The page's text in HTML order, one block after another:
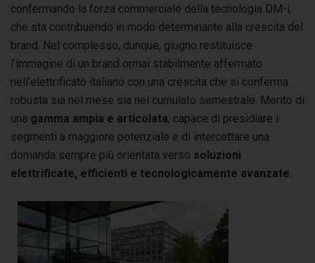
confermando la forza commerciale della tecnologia DM-i,
che sta contribuendo in modo determinante alla crescita del
brand. Nel complesso, dunque, giugno restituisce
l’immagine di un brand ormai stabilmente affermato
nell’elettrificato italiano con una crescita che si conferma
robusta sia nel mese sia nel cumulato semestrale. Merito di
una gamma ampia e articolata, capace di presidiare i
segmenti a maggiore potenziale e di intercettare una
domanda sempre più orientata verso soluzioni
elettrificate, efficienti e tecnologicamente avanzate.